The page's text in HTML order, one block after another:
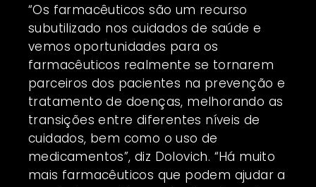
“Os farmacêuticos são um recurso
subutilizado nos cuidados de saúde e
vemos oportunidades para os
farmacêuticos realmente se tornarem
parceiros dos pacientes na prevenção e
tratamento de doenças, melhorando as
transições entre diferentes níveis de
cuidados, bem como o uso de
medicamentos”, diz Dolovich. “Há muito
mais farmacêuticos que podem ajudar a